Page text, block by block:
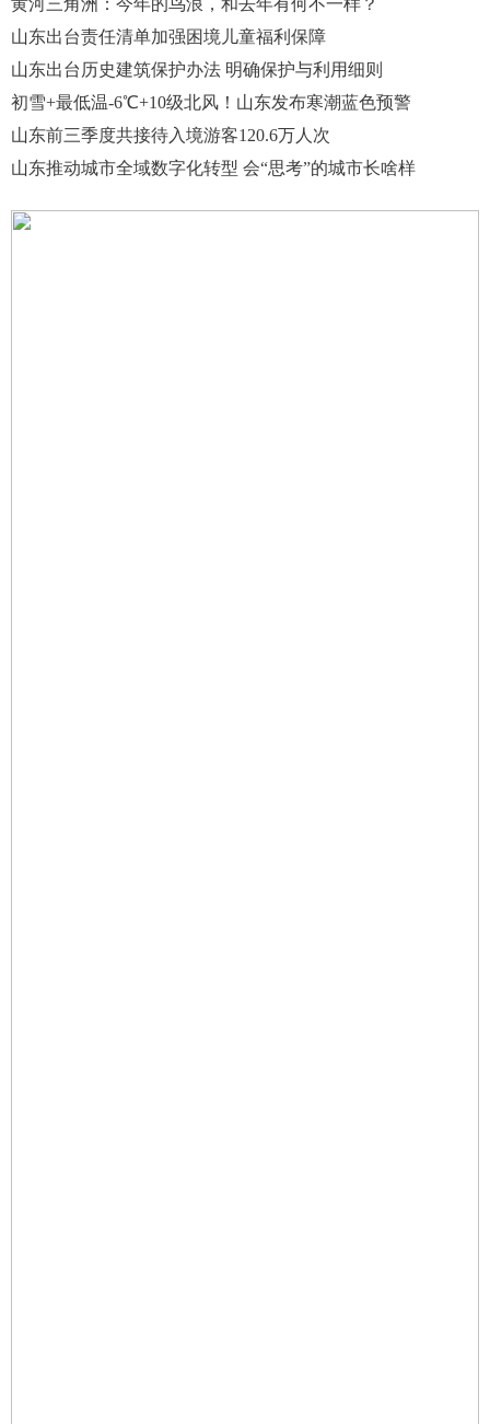
山东出台责任清单加强困境儿童福利保障
山东出台历史建筑保护办法 明确保护与利用细则
初雪+最低温-6℃+10级北风！山东发布寒潮蓝色预警
山东前三季度共接待入境游客120.6万人次
山东推动城市全域数字化转型 会“思考”的城市长啥样